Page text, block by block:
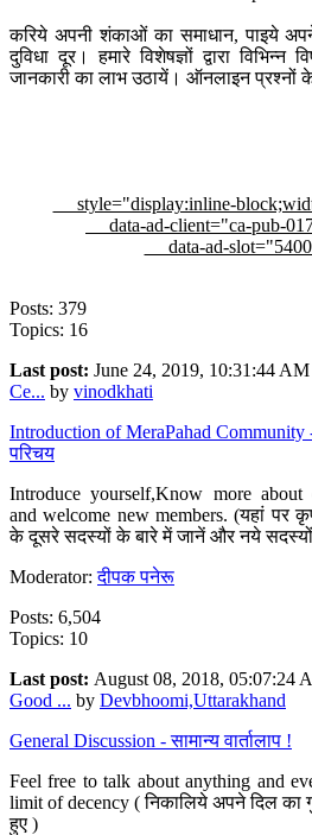
करिये अपनी शंकाओं का समाधान, पाइये
दुविधा दूर। हमारे विशेषज्ञों द्वारा
जानकारी का लाभ उठायें। ऑनलाइन प्रश्नों
style="display:inline-
data-ad-client="ca-pub-
data-ad-
Posts: 379
Topics: 16
Last post: June 24, 2019, 10:31:44 AM
Ce... by vinodkhati
Introduction of MeraPahad Community
परिचय
Introduce yourself,Know more about
and welcome new members. (यहां पर
के दूसरे सदस्यों के बारे में जानें और नये
Moderator:दीपक पनेरू
Posts: 6,504
Topics: 10
Last post: August 08, 2018, 05:07:24
Good ... by Devbhoomi,Uttarakhand
General Discussion - सामान्य वार्तालाप !
Feel free to talk about anything and
limit of decency ( निकालिये अपने दिल का
हुए )